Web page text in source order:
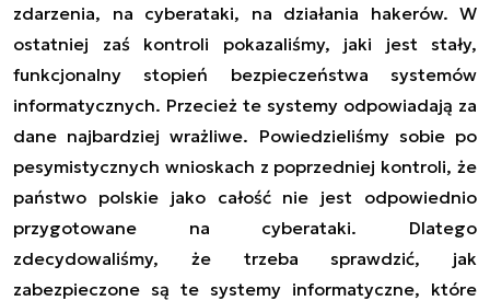
zdarzenia, na cyberataki, na działania hakerów. W
ostatniej zaś kontroli pokazaliśmy, jaki jest stały,
funkcjonalny stopień bezpieczeństwa systemów
informatycznych. Przecież te systemy odpowiadają za
dane najbardziej wrażliwe. Powiedzieliśmy sobie po
pesymistycznych wnioskach z poprzedniej kontroli, że
państwo polskie jako całość nie jest odpowiednio
przygotowane na cyberataki. Dlatego
zdecydowaliśmy, że trzeba sprawdzić, jak
zabezpieczone są te systemy informatyczne, które